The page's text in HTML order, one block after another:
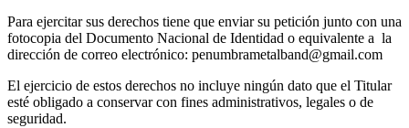
Para ejercitar sus derechos tiene que enviar su petición junto con una
fotocopia del Documento Nacional de Identidad o equivalente a la
dirección de correo electrónico: penumbrametalband@gmail.com
El ejercicio de estos derechos no incluye ningún dato que el Titular
esté obligado a conservar con fines administrativos, legales o de
seguridad.